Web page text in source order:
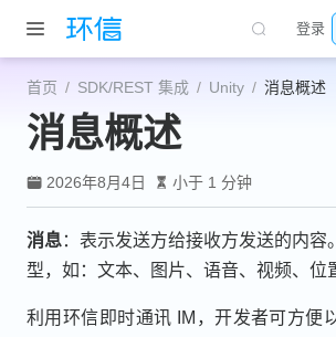
跳至主要內容
登录
首页 SDK/REST 集成 Unity 消息概述
消息概述
2026年8月4日 小于 1 分钟
消息：表示发送方给接收方发送的内容
型，如：文本、图片、语音、视频、位
利用环信即时通讯 IM，开发者可方便